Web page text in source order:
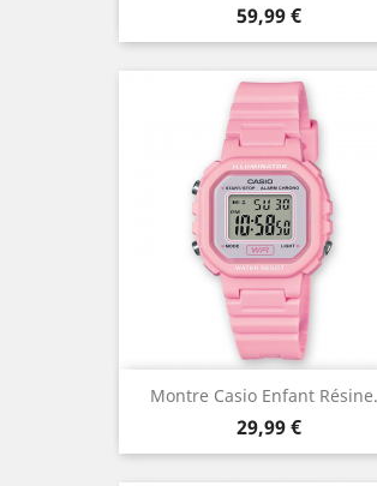
Prix
59,99 €
Montre Casio Enfant
Prix
29,99 €